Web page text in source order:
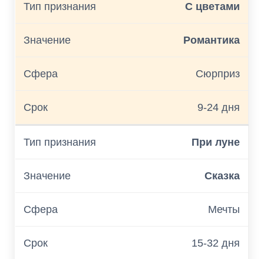
С цветами
Романтика
Сюрприз
9-24 дня
При луне
Сказка
Мечты
15-32 дня